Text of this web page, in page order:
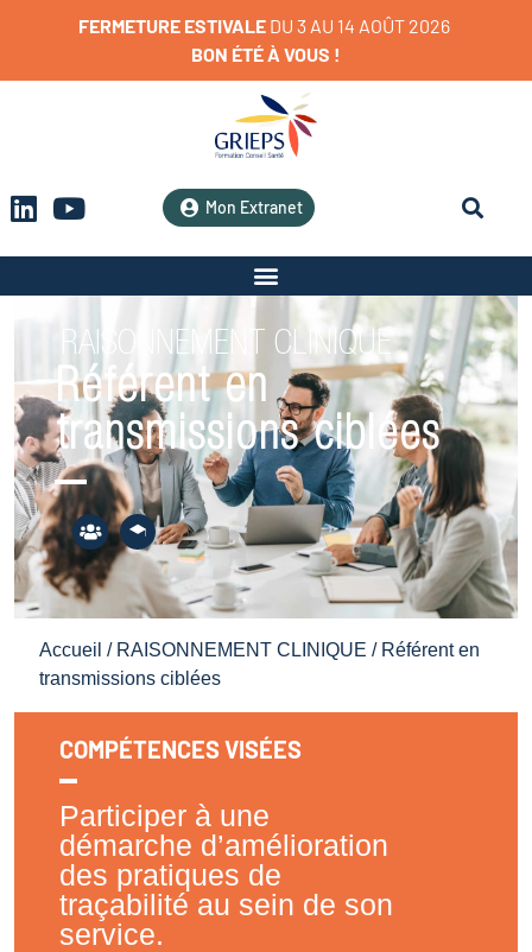
FERMETURE ESTIVALE DU 3 AU 14 AOÛT 2026
BON ÉTÉÀ VOUS !
Mon Extranet
RAISONNEMENT CLINIQUE
Référent en
transmissions ciblées
Accueil / RAISONNEMENT CLINIQUE / Référent en
transmissions ciblées
COMPÉTENCES VISÉES
Participer à une
démarche d’amélioration
des pratiques de
traçabilité au sein de son
service.